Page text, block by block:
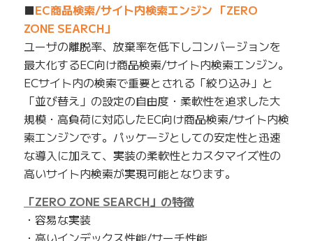
■EC商品検索/サイト内検索エンジン 「ZERO
ZONE SEARCH」
ユーザの離脱率、放棄率を低下しコンバージョンを
最大化するEC向け商品検索/サイト内検索エンジン。
ECサイト内の検索で重要とされる「絞り込み」と
「並び替え」の設定の自由度・柔軟性を追求した大
規模・高負荷に対応したEC向け商品検索/サイト内検
索エンジンです。パッケージとしての安定性と迅速
な導入に加えて、実装の柔軟性とカスタマイズ性の
高いサイト内検索が実現可能となります。
「ZERO ZONE SEARCH」の特徴
・容易な実装
・高いインデックス性能/サーチ性能